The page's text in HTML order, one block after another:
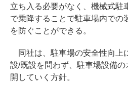
立ち入る必要がなく、機械式駐
で乗降することで駐車場内での
を防ぐことができる。
同社は、駐車場の安全性向上
設/既設を問わず、駐車場設備
開していく方針。